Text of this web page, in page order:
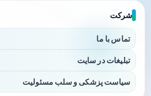
شرکت
تماس با ما
تبلیغات در سایت
سیاست پزشکی و سلب مسئولیت